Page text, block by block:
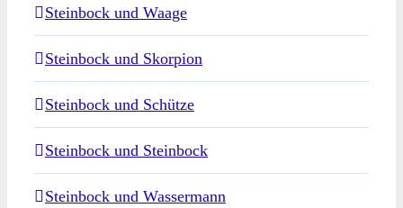
Steinbock und Waage
Steinbock und Skorpion
Steinbock und Schütze
Steinbock und Steinbock
Steinbock und Wassermann